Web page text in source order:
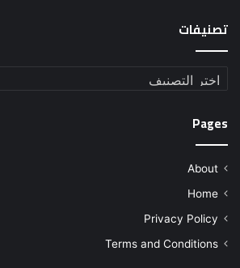
تصنيفات
تصنيفات
Pages
About
Home
Privacy Policy
Terms and Conditions